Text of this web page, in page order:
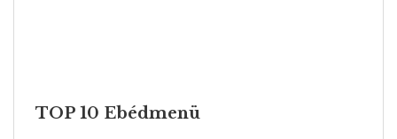
TOP 10 Ebédmenü